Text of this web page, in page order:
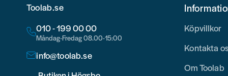
Toolab.se
010 - 199 00 00
Måndag-Fredag 08.00-15:00
info@toolab.se
Köpvillkor
Kontakta
Om Toolab